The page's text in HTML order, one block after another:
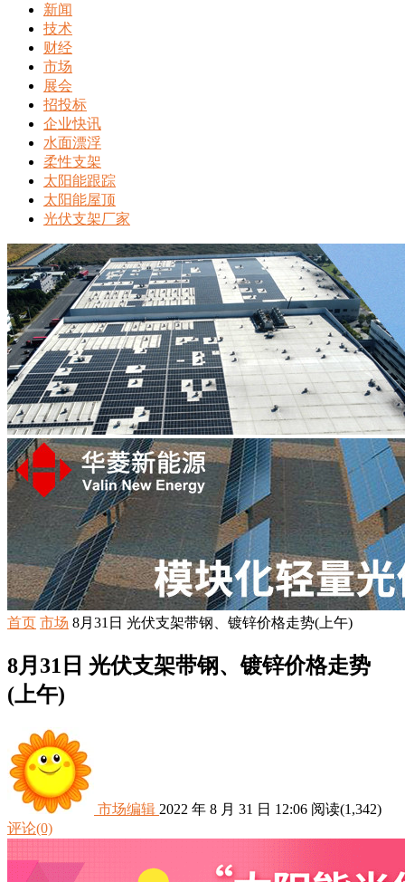
新闻
技术
财经
市场
展会
招投标
企业快讯
水面漂浮
柔性支架
太阳能跟踪
太阳能屋顶
光伏支架厂家
首页 市场 8月31日 光伏支架带钢、镀锌价格走势(上午)
8月31日 光伏支架带钢、镀锌价格走势
(上午)
市场编辑 2022 年 8 月 31 日 12:06 阅读(1,342)
评论(0)